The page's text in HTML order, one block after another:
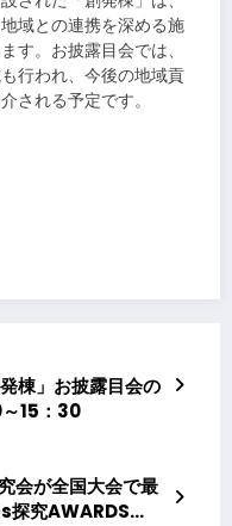
域との連携を深める施
す。お披露目会では、
行われ、今後の地域貢
される予定です。
棟」お披露目会の
15：30
会が全国大会で最
探究AWARDS